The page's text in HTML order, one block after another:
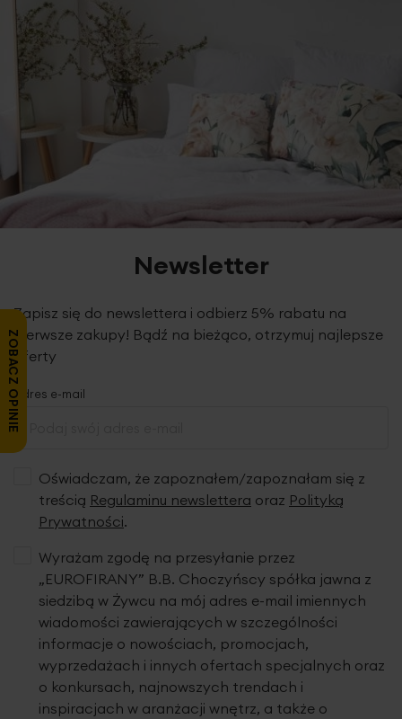
Newsletter
Zapisz się do newslettera i odbierz 5% rabatu na
pierwsze zakupy! Bądź na bieżąco, otrzymuj najlepsze
oferty
Adres e-mail
Oświadczam, że zapoznałem/zapoznałam się z
treścią Regulaminu newslettera oraz Polityką
Prywatności.
Wyrażam zgodę na przesyłanie przez
„EUROFIRANY” B.B. Choczyńscy spółka jawna z
siedzibą w Żywcu na mój adres e-mail imiennych
wiadomości zawierających w szczególności
informacje o nowościach, promocjach,
wyprzedażach i innych ofertach specjalnych oraz
o konkursach, najnowszych trendach i
inspiracjach w aranżacji wnętrz, a także o
ZOBACZ OPINIE